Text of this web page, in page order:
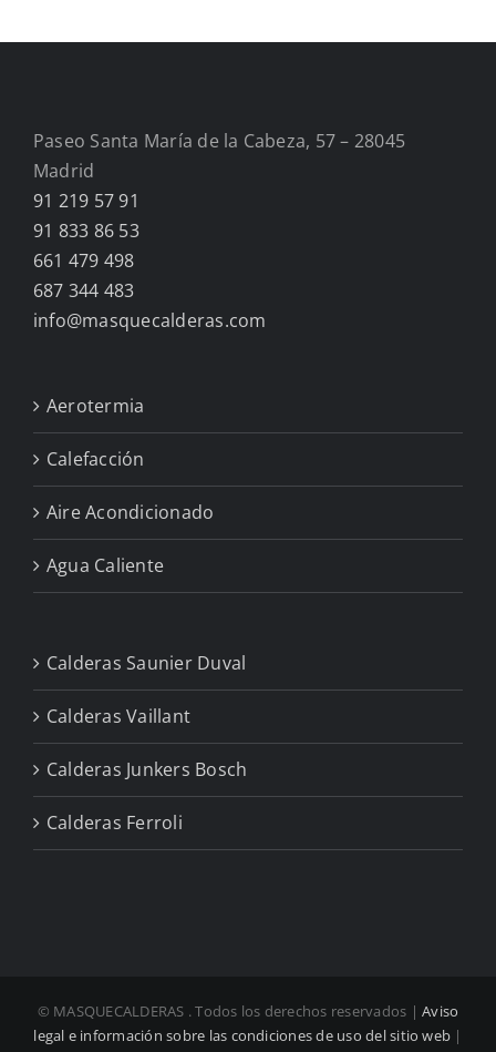
Paseo Santa María de la Cabeza, 57 – 28045
Madrid
91 219 57 91
91 833 86 53
661 479 498
687 344 483
info@masquecalderas.com
Aerotermia
Calefacción
Aire Acondicionado
Agua Caliente
Calderas Saunier Duval
Calderas Vaillant
Calderas Junkers Bosch
Calderas Ferroli
© MASQUECALDERAS . Todos los derechos reservados |Aviso
legal e información sobre las condiciones de uso del sitio web |